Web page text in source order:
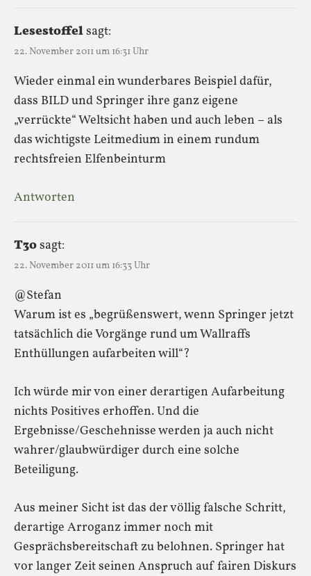
Lesestoffelsagt:
22. November 2011 um 16:31 Uhr
Wieder einmal ein wunderbares Beispiel dafür,
dass BILD und Springer ihre ganz eigene
„verrückte“ Weltsicht haben und auch leben – als
das wichtigste Leitmedium in einem rundum
rechtsfreien Elfenbeinturm
Antworten
T3osagt:
22. November 2011 um 16:33 Uhr
@Stefan
Warum ist es „begrüßenswert, wenn Springer jetzt
tatsächlich die Vorgänge rund um Wallraffs
Enthüllungen aufarbeiten will“?
Ich würde mir von einer derartigen Aufarbeitung
nichts Positives erhoffen. Und die
Ergebnisse/Geschehnisse werden ja auch nicht
wahrer/glaubwürdiger durch eine solche
Beteiligung.
Aus meiner Sicht ist das der völlig falsche Schritt,
derartige Arroganz immer noch mit
Gesprächsbereitschaft zu belohnen. Springer hat
vor langer Zeit seinen Anspruch auf fairen Diskurs